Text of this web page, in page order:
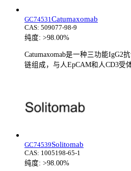
GC74531 Catumaxomab
CAS: 509077-98-9
纯度: >98.00%
Catumaxomab是一种三功能IgG2
链组成，与人EpCAM和人CD3受
GC74539Solitomab
CAS: 1005198-65-1
纯度: >98.00%